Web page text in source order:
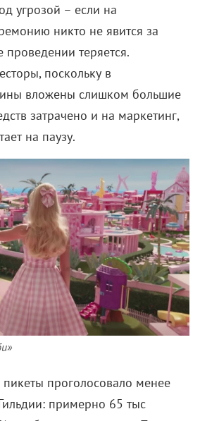
угрозой – если на
никто не явится за
теряется.
поскольку в
вложены слишком большие
затрачено и на маркетинг,
на паузу.
проголосовало менее
примерно 65 тыс